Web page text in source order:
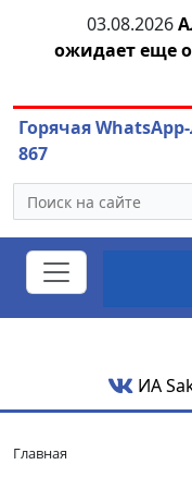
03.08.2026
ожидает еще
Горячая
867
ИА
Главная